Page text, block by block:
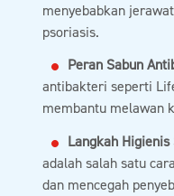
menyebabkan
psoriasis.
Peran Sabun
antibakteri seperti
membantu melawan
Langkah Higienis
adalah salah satu
dan mencegah